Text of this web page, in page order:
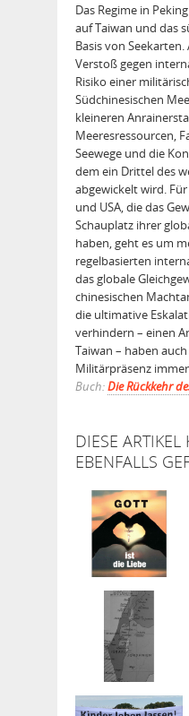
Das Regime in
auf Taiwan und das
Basis von
Verstoß gegen
Risiko einer
Südchinesischen
kleineren
Meeresressourcen,
Seewege und die
dem ein Drittel des
abgewickelt wird.
und USA, die das
Schauplatz ihrer
haben, geht es um
regelbasierten
das globale
chinesischen
die ultimative
verhindern – einen
Taiwan – haben
Militärpräsenz
Buch:Die Rückkehr
DIESE
EBENFALLS